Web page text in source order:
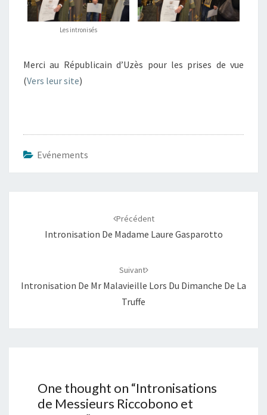
Les intronisés
Merci au Républicain d’Uzès pour les prises de vue
(Vers leur site)
Evénements
Précédent
Intronisation De Madame Laure Gasparotto
Suivant
Intronisation De Mr Malavieille Lors Du Dimanche De La
Truffe
One thought on “Intronisations
de Messieurs Riccobono et